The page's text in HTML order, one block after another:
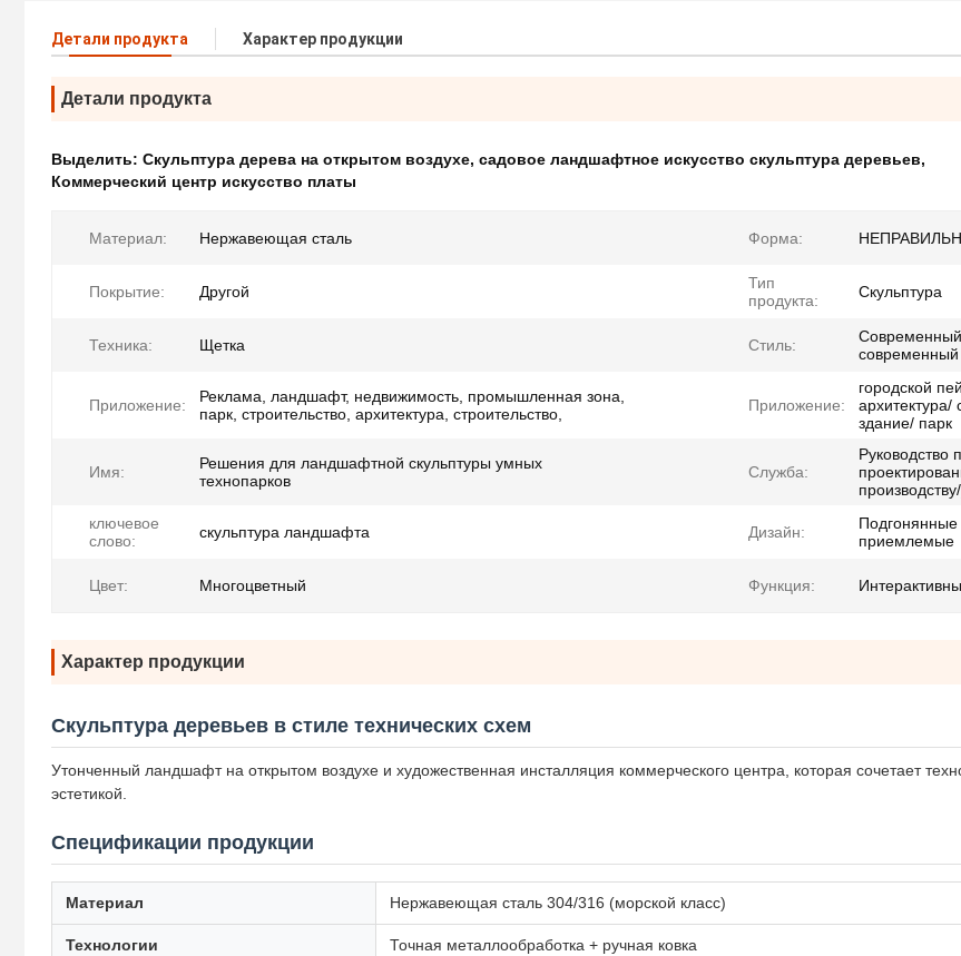
Детали продукта Характер продукции
Детали продукта
Выделить: Скульптура дерева на открытом воздухе, садовое ландшафтное искусство скульптура деревьев,
Коммерческий центр искусство платы
Материал: Нержавеющая сталь Форма:
Покрытие: Другой
Тип
продукта:
Скульптура
Техника: Щетка Стиль:
современный
Приложение:
Реклама, ландшафт, недвижимость, промышленная зона,
парк, строительство, архитектура, строительство,
Приложение:
городской
архитектура/
здание/ парк
Имя:
Решения для ландшафтной скульптуры умных
технопарков
Служба:
Руководство
ключевое
слово:
скульптура ландшафта Дизайн:
приемлемые
Цвет: Многоцветный Функция:
Характер продукции
Скульптура деревьев в стиле технических схем
Утонченный ландшафт на открытом воздухе и художественная инсталляция коммерческого центра, которая сочетает
эстетикой.
Спецификации продукции
Материал Нержавеющая сталь 304/316 (морской класс)
Технологии Точная металлообработка + ручная ковка